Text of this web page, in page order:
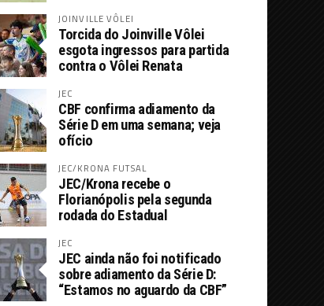
JOINVILLE VÔLEI
Torcida do Joinville Vôlei
esgota ingressos para partida
contra o Vôlei Renata
JEC
CBF confirma adiamento da
Série D em uma semana; veja
ofício
JEC/KRONA FUTSAL
JEC/Krona recebe o
Florianópolis pela segunda
rodada do Estadual
JEC
JEC ainda não foi notificado
sobre adiamento da Série D:
“Estamos no aguardo da CBF”